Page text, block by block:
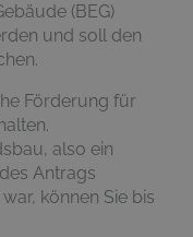
(BEG)
und soll den
Förderung für
also ein
Antrags
können Sie bis